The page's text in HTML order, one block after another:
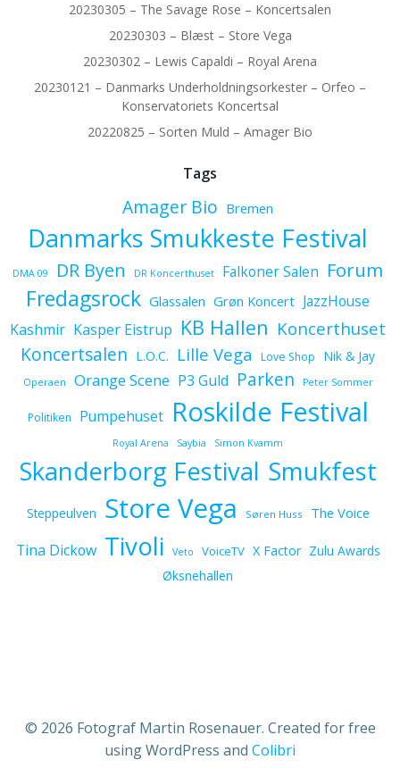
20230305 – The Savage Rose – Koncertsalen
20230303 – Blæst – Store Vega
20230302 – Lewis Capaldi – Royal Arena
20230121 – Danmarks Underholdningsorkester – Orfeo –
Konservatoriets Koncertsal
20220825 – Sorten Muld – Amager Bio
Tags
Amager Bio Bremen
Danmarks Smukkeste Festival
DMA 09 DR Byen DR Koncerthuset Falkoner Salen Forum
Fredagsrock Glassalen Grøn Koncert JazzHouse
Kashmir Kasper Eistrup KB Hallen Koncerthuset
Koncertsalen L.O.C. Lille Vega Love Shop Nik & Jay
Operaen Orange Scene P3 Guld Parken Peter Sommer
Politiken Pumpehuset Roskilde Festival
Royal Arena Saybia Simon Kvamm
Skanderborg Festival Smukfest
Steppeulven Store Vega Søren Huss The Voice
Tina Dickow Tivoli Veto VoiceTV X Factor Zulu Awards
Øksnehallen
© 2026 Fotograf Martin Rosenauer. Created for free
using WordPress and Colibri